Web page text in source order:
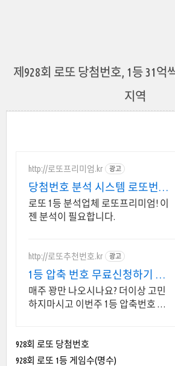
제928회 로또 당첨번호, 1등 31억
지역
http://로또프리미엄.kr 광고
당첨번호 분석 시스템 로또번호
분석업체
로또 1등 분석업체 로또프리미엄! 이
젠 분석이 필요합니다.
http://로또추천번호.kr 광고
1등 압축 번호 무료신청하기 10
조합 압축번호무료신청하기
매주 꽝만 나오시나요? 더이상 고민
하지마시고 이번주 1등 압축번호 무
드립니다
928회 로또 당첨번호
928회 로또 1등 게임수(명수)